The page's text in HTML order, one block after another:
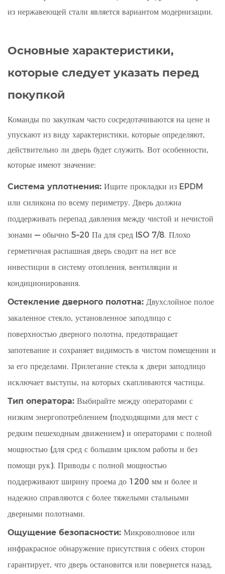
из нержавеющей стали является вариантом модернизации.
Основные характеристики,
которые следует указать перед
покупкой
Команды по закупкам часто сосредотачиваются на цене и
упускают из виду характеристики, которые определяют,
действительно ли дверь будет служить. Вот особенности,
которые имеют значение:
Система уплотнения: Ищите прокладки из EPDM
или силикона по всему периметру. Дверь должна
поддерживать перепад давления между чистой и нечистой
зонами — обычно 5–20 Па для сред ISO 7/8. Плохо
герметичная распашная дверь сводит на нет все
инвестиции в систему отопления, вентиляции и
кондиционирования.
Остекление дверного полотна: Двухслойное полое
закаленное стекло, установленное заподлицо с
поверхностью дверного полотна, предотвращает
запотевание и сохраняет видимость в чистом помещении и
за его пределами. Прилегание стекла к двери заподлицо
исключает выступы, на которых скапливаются частицы.
Тип оператора: Выбирайте между операторами с
низким энергопотреблением (подходящими для мест с
редким пешеходным движением) и операторами с полной
мощностью (для сред с большим циклом работы и без
помощи рук). Приводы с полной мощностью
поддерживают ширину проема до 1200 мм и более и
надежно справляются с более тяжелыми стальными
дверными полотнами.
Ощущение безопасности: Микроволновое или
инфракрасное обнаружение присутствия с обеих сторон
гарантирует, что дверь остановится или повернется назад,